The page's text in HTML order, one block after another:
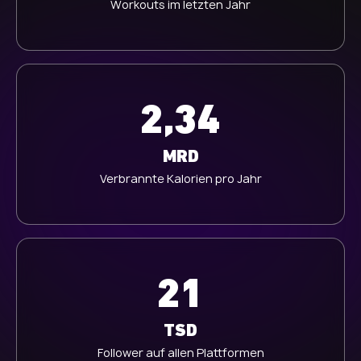
Workouts im letzten Jahr
2,34
MRD
Verbrannte Kalorien pro Jahr
21
TSD
Follower auf allen Plattformen